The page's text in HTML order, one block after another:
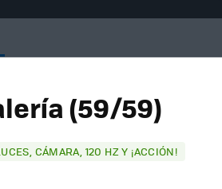
(59/59)
CÁMARA, 120 HZ Y ¡ACCIÓN!